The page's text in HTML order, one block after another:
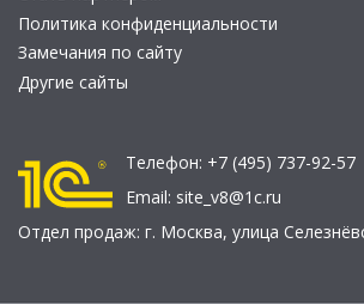
Политика конфиденциальности
Замечания по сайту
Другие сайты
Телефон: +7 (495) 737-92-57
Email: site_v8@1c.ru
Отдел продаж: г. Москва, улица